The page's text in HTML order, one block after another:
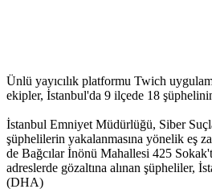
Ünlü yayıcılık platformu Twich
ekipler, İstanbul'da 9 ilçede 18
İstanbul Emniyet Müdürlüğü, Siber
şüphelilerin yakalanmasına yönelik eş
de Bağcılar İnönü Mahallesi 425
adreslerde gözaltına alınan şüpheliler,
(DHA)